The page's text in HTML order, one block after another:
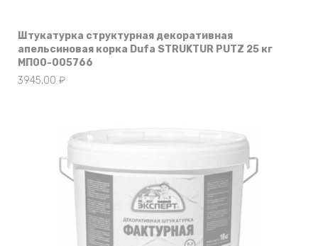
Штукатурка структурная декоративная
апельсиновая корка Dufa STRUKTUR PUTZ 25 кг
МП00-005766
3945,00 ₽